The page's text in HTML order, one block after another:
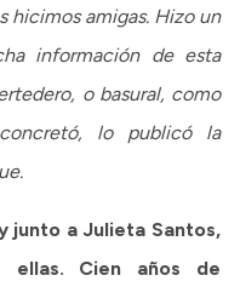
hicimos amigas. Hizo un
información de esta
o basural, como
lo publicó la
junto a Julieta Santos,
ellas. Cien años de